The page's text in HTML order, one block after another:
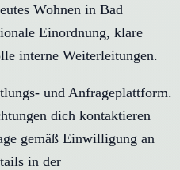
Wohnen in Bad
Einordnung, klare
interne Weiterleitungen.
und Anfrageplattform.
dich kontaktieren
gemäß Einwilligung an
in der